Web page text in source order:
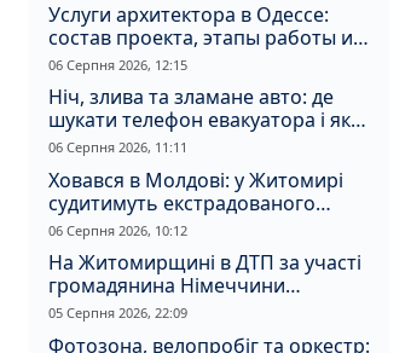
Услуги архитектора в Одессе:
состав проекта, этапы работы и
стоимость
06 Серпня 2026, 12:15
Ніч, злива та зламане авто: де
шукати телефон евакуатора і як
не натрапити на аферистів
06 Серпня 2026, 11:11
Ховався в Молдові: у Житомирі
судитимуть екстрадованого
іноземця за сурогатний спирт і
відмивання грошей
06 Серпня 2026, 10:12
На Житомирщині в ДТП за участі
громадянина Німеччини
постраждали двоє людей
05 Серпня 2026, 22:09
Фотозона, велопробіг та оркестр: